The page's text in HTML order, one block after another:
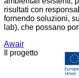
risultati con
fornendo soluzioni,
lab), che possano
Awair
Il progetto